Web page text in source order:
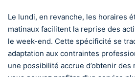
Le lundi, en revanche, les horaires
matinaux facilitent la reprise des
le week-end. Cette spécificité se
adaptation aux contraintes
une possibilité accrue d’obtenir